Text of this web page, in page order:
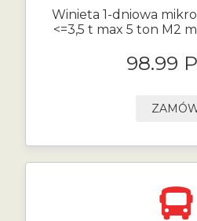
Winieta 1-dniowa
<=3,5 t max 5 ton M2
98.99